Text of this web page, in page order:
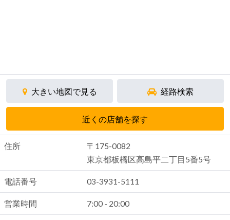
大きい地図で見る 経路検索
近くの店舗を探す
住所
〒175-0082
東京都板橋区高島平二丁目5番5号
電話番号 03-3931-5111
営業時間 7:00 - 20:00